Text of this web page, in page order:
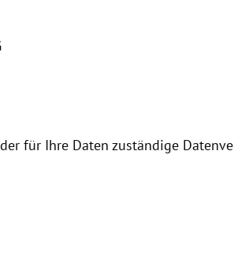
für Ihre Daten zuständige